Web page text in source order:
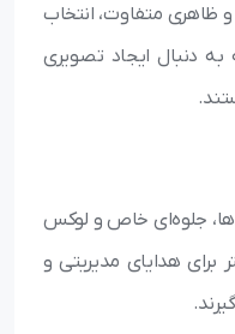
ظاهری متفاوت، انتخاب
دنبال ایجاد تصویری
جلوه‌ای خاص و لوکس
هدایای مدیریتی و